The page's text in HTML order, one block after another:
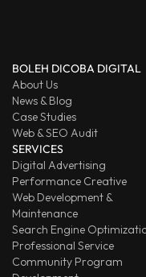
BOLEH DICOBA DIGITAL
About Us
News & Blog
Case Studies
Web & SEO Audit
SERVICES
Digital Advertising
Performance Creative
Web Development &
Maintenance
Search Engine
Professional Service
Community Program